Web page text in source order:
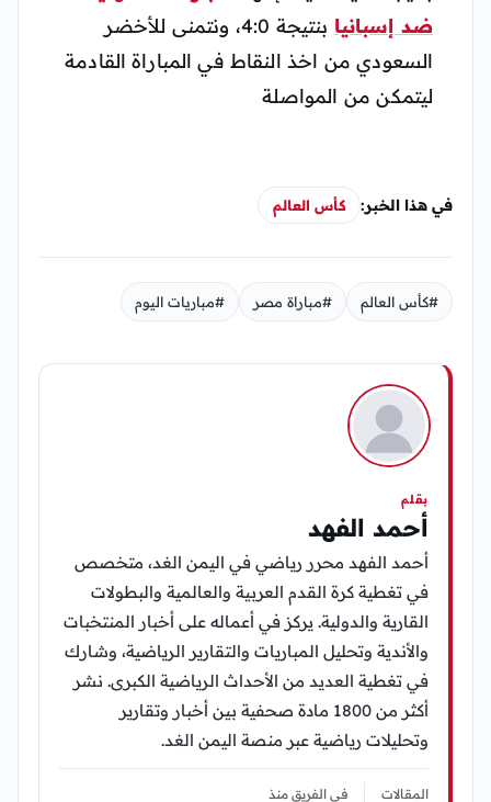
ضد إسبانيا
بنتيجة 4:0، ونتمنى للأخضر
السعودي من اخذ النقاط في المباراة القادمة
ليتمكن من المواصلة
في هذا الخبر: كأس العالم
#كأس العالم #مباراة مصر #مباريات اليوم
بقلم
أحمد الفهد
أحمد الفهد محرر رياضي في اليمن الغد، متخصص
في تغطية كرة القدم العربية والعالمية والبطولات
القارية والدولية. يركز في أعماله على أخبار المنتخبات
والأندية وتحليل المباريات والتقارير الرياضية، وشارك
في تغطية العديد من الأحداث الرياضية الكبرى. نشر
أكثر من 1800 مادة صحفية بين أخبار وتقارير
وتحليلات رياضية عبر منصة اليمن الغد.
المقالات في الفريق منذ